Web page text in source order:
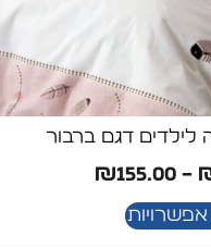
לילדים דגם ברבור
–
₪155.00